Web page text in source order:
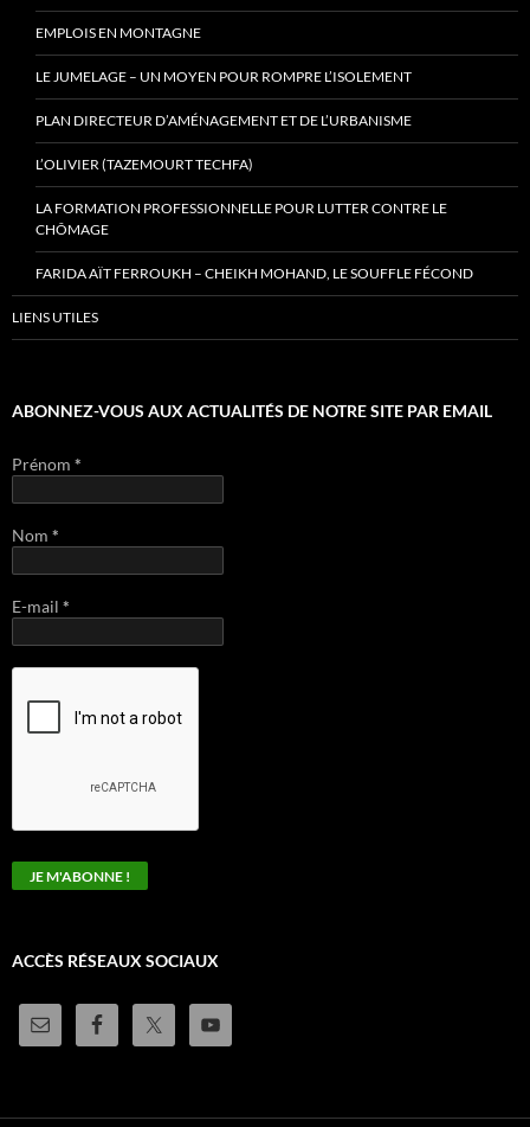
EMPLOIS EN MONTAGNE
LE JUMELAGE – UN MOYEN POUR ROMPRE L’ISOLEMENT
PLAN DIRECTEUR D’AMÉNAGEMENT ET DE L’URBANISME
L’OLIVIER (TAZEMOURT TECHFA)
LA FORMATION PROFESSIONNELLE POUR LUTTER CONTRE LE
CHÔMAGE
FARIDA AÏT FERROUKH – CHEIKH MOHAND, LE SOUFFLE FÉCOND
LIENS UTILES
ABONNEZ-VOUS AUX ACTUALITÉS DE NOTRE SITE PAR EMAIL
Prénom *
Nom *
E-mail *
ACCÈS RÉSEAUX SOCIAUX